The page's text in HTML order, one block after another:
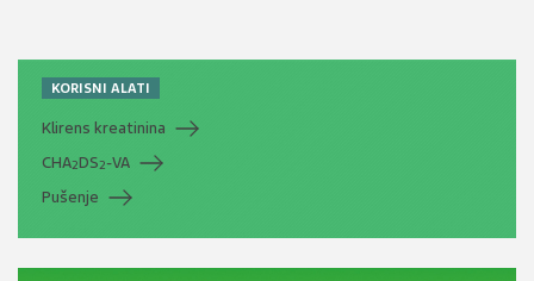
KORISNI ALATI
Klirens kreatinina
CHA2DS2-VA
Pušenje